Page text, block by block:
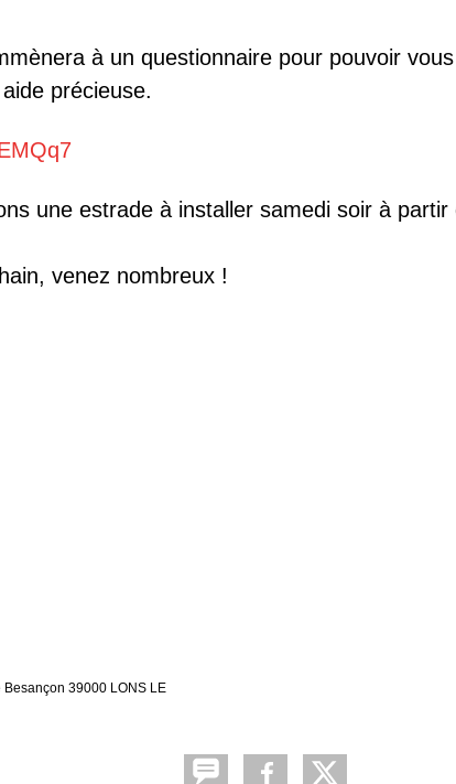
à un questionnaire pour pouvoir
précieuse.
une estrade à installer samedi soir à
venez nombreux !
39000 LONS LE